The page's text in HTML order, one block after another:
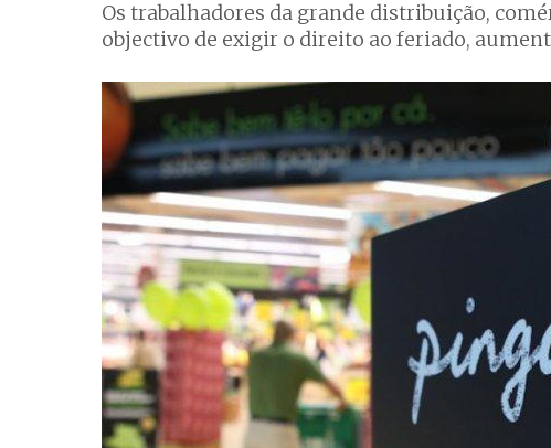
Os trabalhadores da grande distribuição,
objectivo de exigir o direito ao feriado,